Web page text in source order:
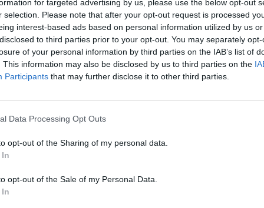
for targeted advertising by us, please use the below opt-out
selection. Please note that after your opt-out request is processed
interest-based ads based on personal information utilized by us
to third parties prior to your opt-out. You may separately
of your personal information by third parties on the IAB’s list of
This information may also be disclosed by us to third parties on the
Participants that may further disclose it to other third parties.
Data Processing Opt Outs
opt-out of the Sharing of my personal data.
opt-out of the Sale of my Personal Data.
Honest, direct, and hands-on. We benchmark, test, and daily-drive
the latest tech so you know what is actually worth your money.
Subscribe to Channel
Swipe Reviews